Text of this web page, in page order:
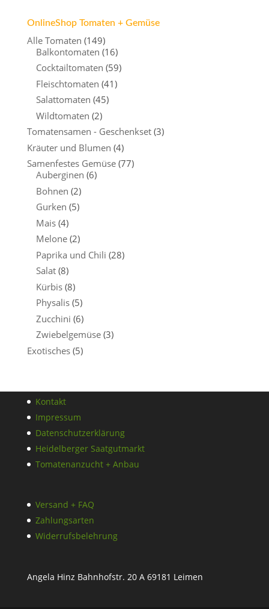
OnlineShop Tomaten + Gemüse
Alle Tomaten (149)
Balkontomaten (16)
Cocktailtomaten (59)
Fleischtomaten (41)
Salattomaten (45)
Wildtomaten (2)
Tomatensamen - Geschenkset (3)
Kräuter und Blumen (4)
Samenfestes Gemüse (77)
Auberginen (6)
Bohnen (2)
Gurken (5)
Mais (4)
Melone (2)
Paprika und Chili (28)
Salat (8)
Kürbis (8)
Physalis (5)
Zucchini (6)
Zwiebelgemüse (3)
Exotisches (5)
Kontakt
Impressum
Datenschutzerklärung
Heidelberger Saatgutmarkt
Tomatenanzucht + Anbau
Versand + FAQ
Zahlungsarten
Widerrufsbelehrung
Angela Hinz Bahnhofstr. 20 A 69181 Leimen